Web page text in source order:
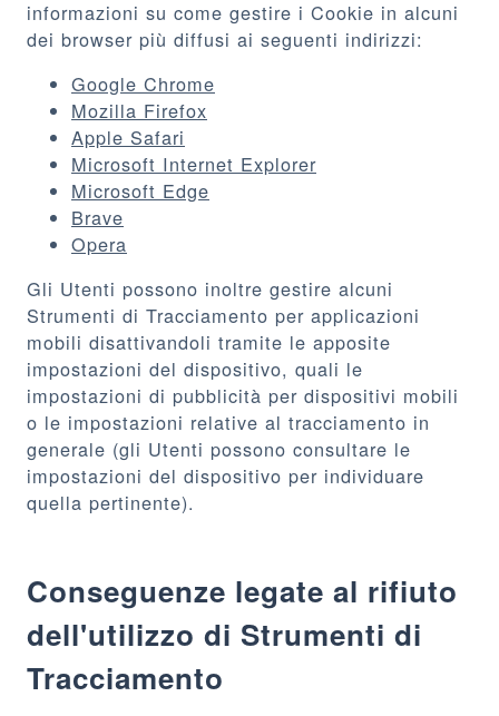
informazioni su come gestire i Cookie in alcuni
dei browser più diffusi ai seguenti indirizzi:
Google Chrome
Mozilla Firefox
Apple Safari
Microsoft Internet Explorer
Microsoft Edge
Brave
Opera
Gli Utenti possono inoltre gestire alcuni
Strumenti di Tracciamento per applicazioni
mobili disattivandoli tramite le apposite
impostazioni del dispositivo, quali le
impostazioni di pubblicità per dispositivi mobili
o le impostazioni relative al tracciamento in
generale (gli Utenti possono consultare le
impostazioni del dispositivo per individuare
quella pertinente).
Conseguenze legate al rifiuto
dell'utilizzo di Strumenti di
Tracciamento